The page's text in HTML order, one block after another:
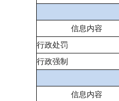
信息内容
行政处罚
行政强制
信息内容